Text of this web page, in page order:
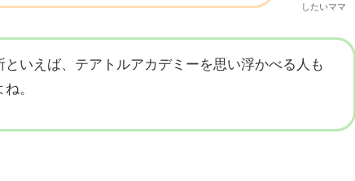
したいママ
といえば、テアトルアカデミーを思い浮かべる人も
。